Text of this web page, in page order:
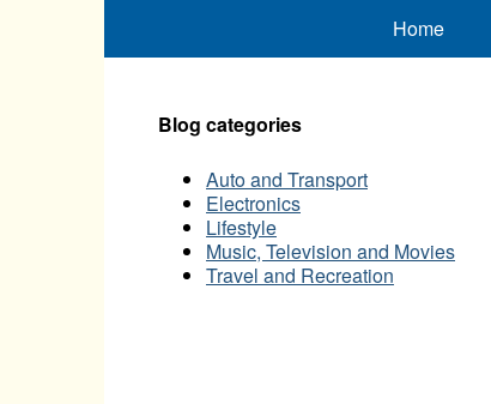
Home
Blog categories
Auto and Transport
Electronics
Lifestyle
Music, Television and Movies
Travel and Recreation